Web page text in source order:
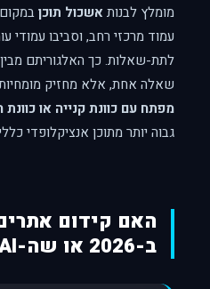
מומלץ לבנותאשכול תוכן
עמוד מרכזי רחב, וסביבו עמודי
לתת-שאלות. כך האלגוריתם
שאלה אחת, אלא מחזיק
מפתח עם כוונת קנייה או כוונת
גבוה יותר מתוכן אנציקלופדי
האם קידום
ב-2026 או שה-AI הרג אותו?